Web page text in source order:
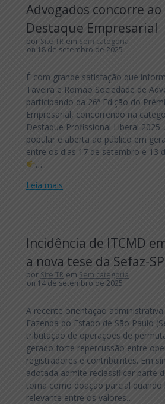
Advogados concorre ao
Destaque Empresarial
por Site TR em Sem categoria
on 18 de setembro de 2025
É com grande satisfação que
Taveira e Romão Sociedade de
participando da 26ª Edição do
Empresarial, concorrendo na
Destaque Profissional Liberal
popular e aberta ao público em
entre os dias 17 de setembro e 13
…
Leia mais
Incidência de ITCMD
a nova tese da Sefaz-SP
por Site TR em Sem categoria
on 14 de setembro de 2025
A recente orientação administrativa
Fazenda do Estado de São Paulo
tributação de operações de
gerado forte repercussão entre
registradores e contribuintes. Em
adotada admite reclassificar parte
torna como doação parcial quando
relevante entre os valores…